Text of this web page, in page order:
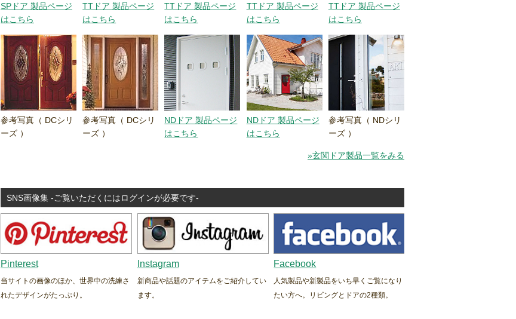
SPドア 製品ページ
はこちら
TTドア 製品ページ
はこちら
TTドア 製品ページ
はこちら
TTドア 製品ページ
はこちら
TTドア 製品ページ
はこちら
参考写真（ DCシリ
ーズ ）
参考写真（ DCシリ
ーズ ）
NDドア 製品ページ
はこちら
NDドア 製品ページ
はこちら
参考写真（ NDシリ
ーズ ）
»玄関ドア製品一覧をみる
SNS画像集 -ご覧いただくにはログインが必要です-
Pinterest
当サイトの画像のほか、世界中の洗練さ
れたデザインがたっぷり。
Instagram
新商品や話題のアイテムをご紹介してい
ます。
Facebook
人気製品や新製品をいち早くご覧になり
たい方へ。リビングとドアの2種類。